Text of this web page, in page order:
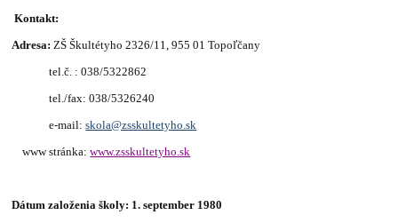
Kontakt:
Adresa: ZŠ Škultétyho 2326/11, 955 01 Topoľčany
tel.č. : 038/5322862
tel./fax: 038/5326240
e-mail:skola@zsskultetyho.sk
www stránka:www.zsskultetyho.sk
Dátum založenia školy: 1. september 1980